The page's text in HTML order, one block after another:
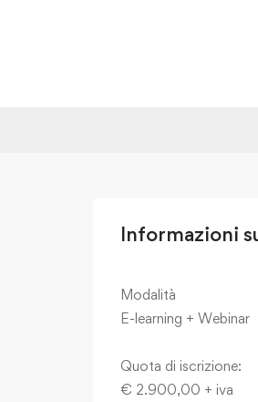
Informazioni
Modalità
E-learning + Webinar
Quota di iscrizione:
€ 2.900,00 + iva